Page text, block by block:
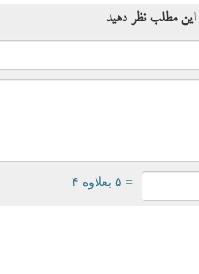
این مطلب نظر دهید
= ۵ بعلاوه ۴